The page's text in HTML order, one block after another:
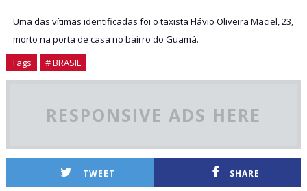
Uma das vítimas identificadas foi o taxista Flávio Oliveira Maciel, 23,
morto na porta de casa no bairro do Guamá.
Tags
# BRASIL
RESPONSIVE ADS HERE
TWEET SHARE